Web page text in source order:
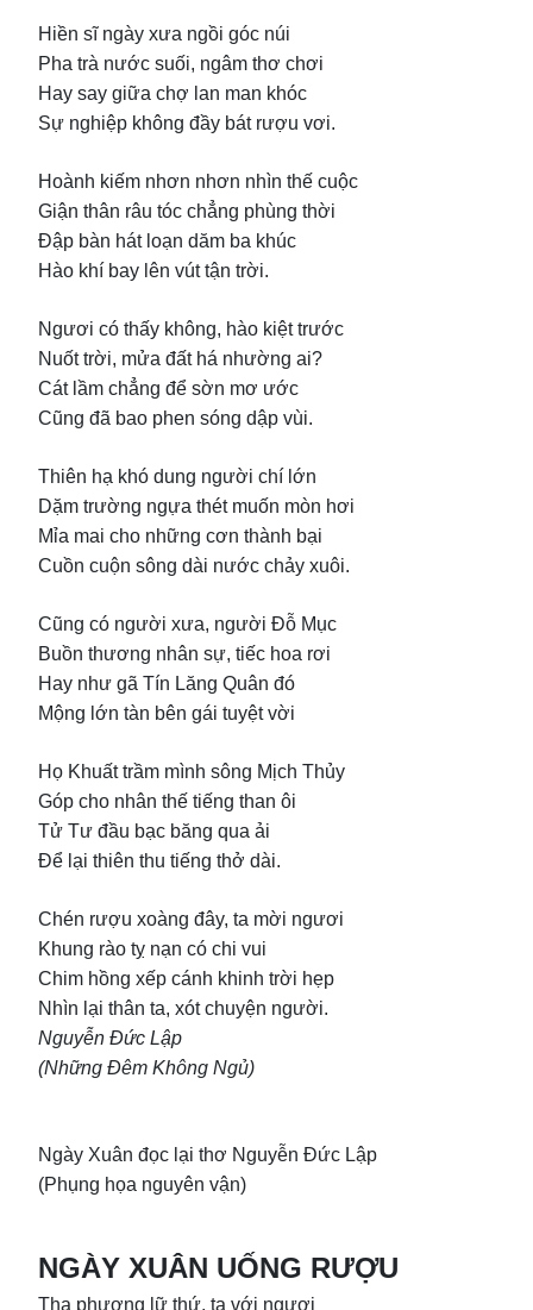
Hiền sĩ ngày xưa ngồi góc núi
Pha trà nước suối, ngâm thơ chơi
Hay say giữa chợ lan man khóc
Sự nghiệp không đầy bát rượu vơi.
Hoành kiếm nhơn nhơn nhìn thế cuộc
Giận thân râu tóc chẳng phùng thời
Đập bàn hát loạn dăm ba khúc
Hào khí bay lên vút tận trời.
Ngươi có thấy không, hào kiệt trước
Nuốt trời, mửa đất há nhường ai?
Cát lầm chẳng để sờn mơ ước
Cũng đã bao phen sóng dập vùi.
Thiên hạ khó dung người chí lớn
Dặm trường ngựa thét muốn mòn hơi
Mỉa mai cho những cơn thành bại
Cuồn cuộn sông dài nước chảy xuôi.
Cũng có người xưa, người Đỗ Mục
Buồn thương nhân sự, tiếc hoa rơi
Hay như gã Tín Lăng Quân đó
Mộng lớn tàn bên gái tuyệt vời
Họ Khuất trầm mình sông Mịch Thủy
Góp cho nhân thế tiếng than ôi
Tử Tư đầu bạc băng qua ải
Để lại thiên thu tiếng thở dài.
Chén rượu xoàng đây, ta mời ngươi
Khung rào tỵ nạn có chi vui
Chim hồng xếp cánh khinh trời hẹp
Nhìn lại thân ta, xót chuyện người.
Nguyễn Đức Lập
(Những Đêm Không Ngủ)
Ngày Xuân đọc lại thơ Nguyễn Đức Lập
(Phụng họa nguyên vận)
NGÀY XUÂN UỐNG RƯỢU
Tha phương lữ thứ, ta với ngươi